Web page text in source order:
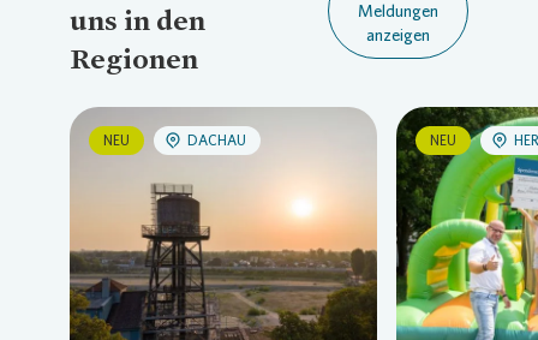
uns in den
Regionen
Meldungen
anzeigen
Loading...
NEU DACHAU NEU